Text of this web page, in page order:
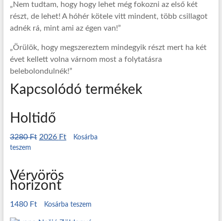
„Nem tudtam, hogy hogy lehet még fokozni az első két
részt, de lehet! A hóhér kötele vitt mindent, több csillagot
adnék rá, mint ami az égen van!”
„Örülök, hogy megszereztem mindegyik részt mert ha két
évet kellett volna várnom most a folytatásra
belebolondulnék!”
Kapcsolódó termékek
Holtidő
3280Ft 2026 Ft
Kosárba
teszem
Vérvörös
horizont
1480 Ft Kosárba teszem